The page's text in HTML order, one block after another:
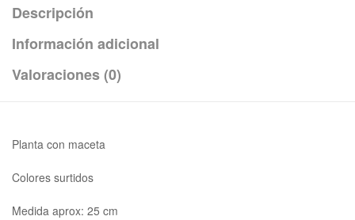
Descripción
Información adicional
Valoraciones (0)
Planta con maceta
Colores surtidos
Medida aprox: 25 cm